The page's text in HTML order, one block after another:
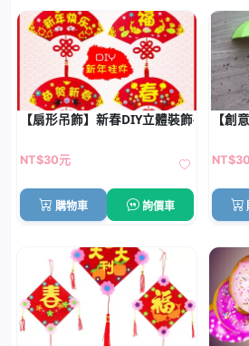
【扇形吊飾】新春DIY立體裝飾-創意材
NT$30元
購物車 詢價車
【創